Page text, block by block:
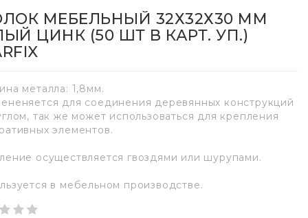
МЕБЕЛЬНЫЙ 32Х32Х30 ММ
ЦИНК (50 ШТ В КАРТ. УП.)
металла: 1,8мм.
для соединения деревянных конструкций
так же может использоваться для крепления
элементов.
осуществляется гвоздями или шурупами.
в мебельном производстве.